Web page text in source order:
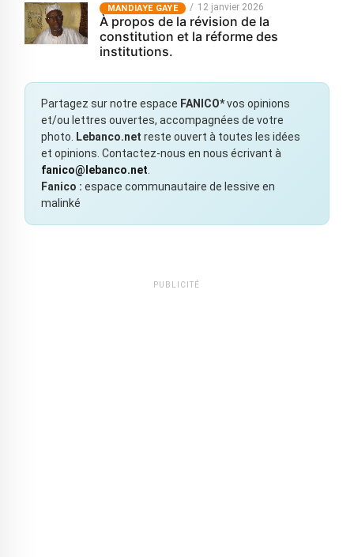
MANDIAYE GAYE 12 janvier 2026
À propos de la révision de la
constitution et la réforme des
institutions.
Partagez sur notre espace FANICO*vos opinions
et/ou lettres ouvertes, accompagnées de votre
photo.
Lebanco.net reste ouvert à toutes les idées
et opinions. Contactez-nous en nous écrivant à
fanico@lebanco.net
Fanico : espace communautaire de lessive en
malinké
PUBLICITÉ